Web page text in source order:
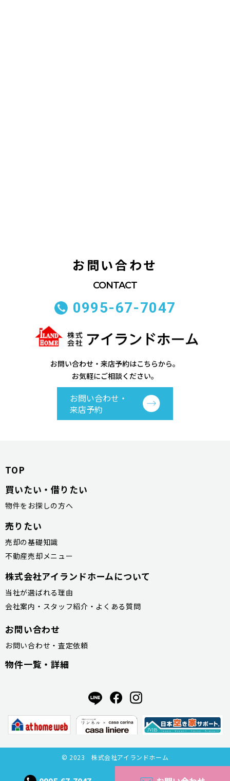
お問い合わせ
0995-67-7047
お問い合わせ・来店予約はこちらから。
お気軽にご相談ください。
お問い合わせ・
来店予約
TOP
買いたい・借りたい
物件をお探しの方へ
売りたい
売却の基礎知識
不動産売却メニュー
株式会社アイランドホームについて
当社が選ばれる理由
会社案内・スタッフ紹介・よくある質問
お問い合わせ
お問い合わせ・査定依頼
物件一覧・詳細
© 2023 株式会社アイランドホーム